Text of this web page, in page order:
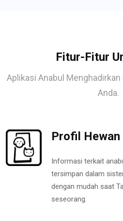
Fitur-Fitur
Aplikasi Anabul
Anda.
Profil Hewan
Informasi terkait
tersimpan dalam
dengan mudah saat
seseorang.